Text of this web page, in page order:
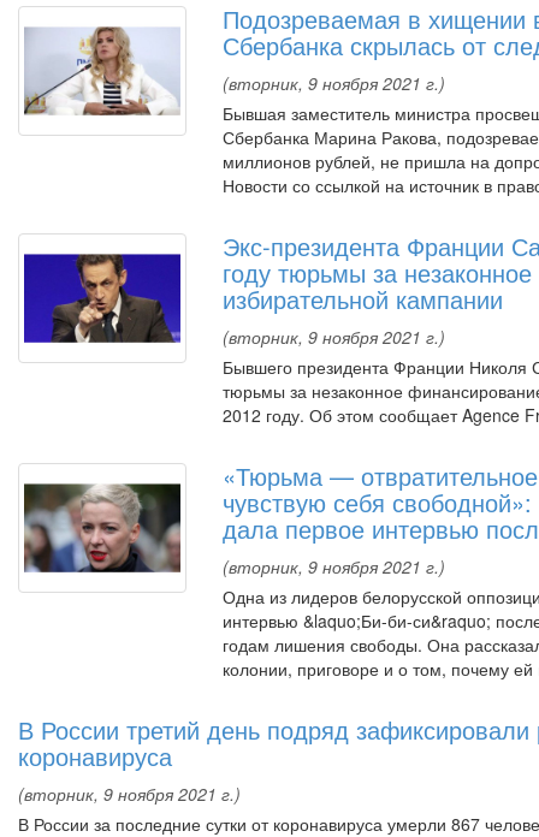
Подозреваемая в хищении
Сбербанка скрылась от
(вторник, 9 ноября 2021 г.)
Бывшая заместитель министра
Сбербанка Марина Ракова,
миллионов рублей, не пришла на
Новости со ссылкой на источник в
Экс-президента Франции
году тюрьмы за
избирательной кампании
(вторник, 9 ноября 2021 г.)
Бывшего президента Франции Николя
тюрьмы за незаконное
2012 году. Об этом сообщает Agence
«Тюрьма —
чувствую себя
дала первое интервью
(вторник, 9 ноября 2021 г.)
Одна из лидеров белорусской
интервью &laquo;Би-би-си&raquo;
годам лишения свободы. Она
колонии, приговоре и о том, почему
В России третий день подряд зафиксировали
коронавируса
(вторник, 9 ноября 2021 г.)
В России за последние сутки от коронавируса умерли 867